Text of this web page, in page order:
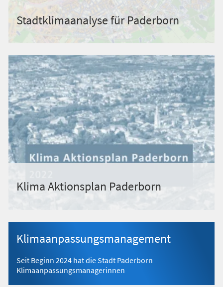
Stadtklimaanalyse für Paderborn
Klima Aktionsplan Paderborn
Klimaanpassungsmanagement
Seit Beginn 2024 hat die Stadt Paderborn
Klimaanpassungsmanagerinnen